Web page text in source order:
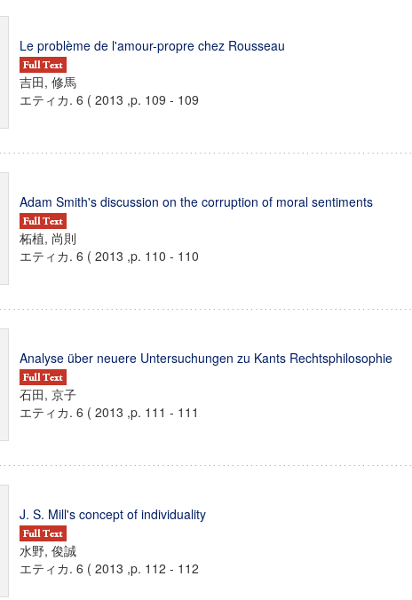
Le problème de l'amour-propre chez Rousseau
吉田, 修馬
エティカ. 6 ( 2013 ,p. 109 - 109
Adam Smith's discussion on the corruption of moral sentiments
柘植, 尚則
エティカ. 6 ( 2013 ,p. 110 - 110
Analyse über neuere Untersuchungen zu Kants Rechtsphilosophie
石田, 京子
エティカ. 6 ( 2013 ,p. 111 - 111
J. S. Mill's concept of individuality
水野, 俊誠
エティカ. 6 ( 2013 ,p. 112 - 112